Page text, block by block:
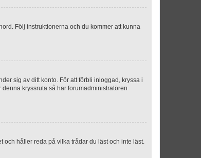
Följ instruktionerna och du kommer att kunna
sig av ditt konto. För att förbli inloggad, kryssa i
kryssruta så har forumadministratören
och håller reda på vilka trådar du läst och inte läst.